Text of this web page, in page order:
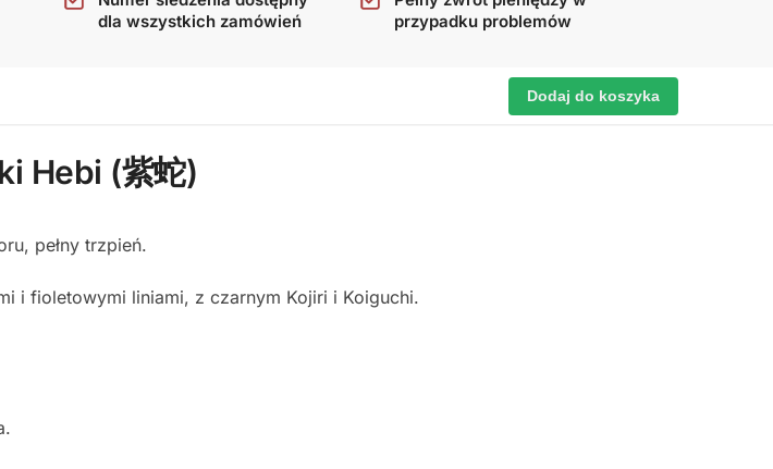
dla wszystkich zamówień
przypadku problemów
Dodaj do koszyka
Hebi (紫蛇)
pełny trzpień.
i fioletowymi liniami, z czarnym Kojiri i Koiguchi.